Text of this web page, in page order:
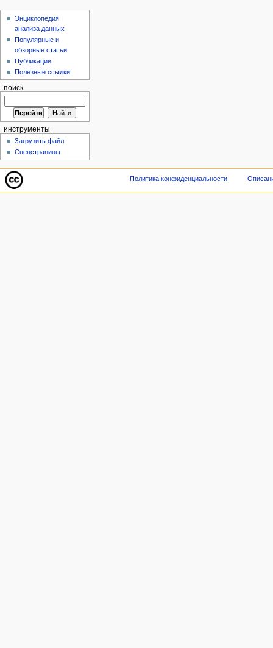
Энциклопедия
анализа данных
Популярные и
обзорные статьи
Публикации
Полезные ссылки
поиск
инструменты
Загрузить файл
Спецстраницы
Политика конфиденциальности